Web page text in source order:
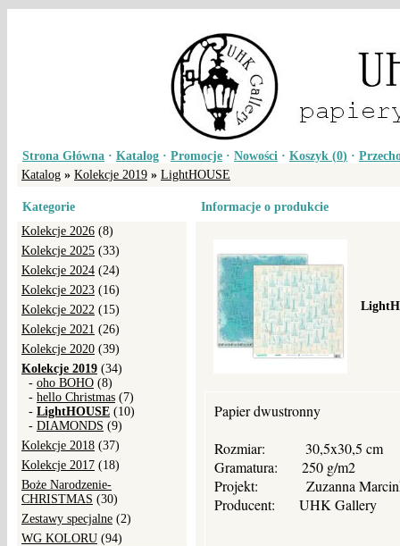
Strona Główna · Katalog · Promocje · Nowości · Koszyk (0) ·
Katalog » Kolekcje 2019 » LightHOUSE
Kategorie
Kolekcje 2026 (8)
Kolekcje 2025 (33)
Kolekcje 2024 (24)
Kolekcje 2023 (16)
Kolekcje 2022 (15)
Kolekcje 2021 (26)
Kolekcje 2020 (39)
Kolekcje 2019 (34)
- oho BOHO (8)
- hello Christmas (7)
- LightHOUSE (10)
- DIAMONDS (9)
Kolekcje 2018 (37)
Kolekcje 2017 (18)
Boże Narodzenie-
CHRISTMAS (30)
Zestawy specjalne (2)
WG KOLORU (94)
Informacje o produkcie
Papier dwustronny
Rozmiar: 30,5x30,5 cm
Gramatura: 250 g/m2
Projekt: Zuzanna
Producent: UHK Gallery